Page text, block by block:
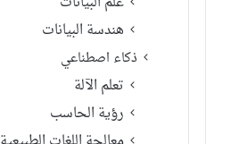
هندسة البيانات
ذكاء اصطناعي
تعلم الآلة
رؤية الحاسب